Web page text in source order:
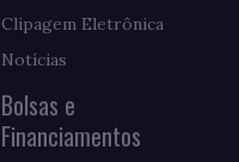
Clipagem Eletrônica
Notícias
Bolsas e
Financiamentos